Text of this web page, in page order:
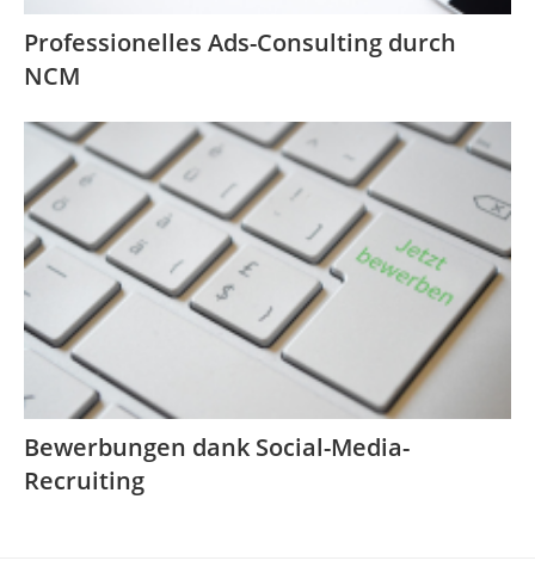
Professionelles Ads-Consulting durch
NCM
Bewerbungen dank Social-Media-
Recruiting